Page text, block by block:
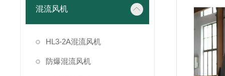
混流风机
HL3-2A混流风机
防爆混流风机